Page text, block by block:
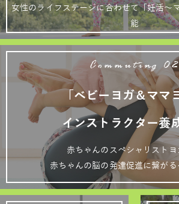
女性のライフステージに合わせて「妊活～
能
Commuting 02
「ベビーヨガ＆ママ
インストラクター養
赤ちゃんのスペシャリストヨ
赤ちゃんの脳の発達促進に繋が